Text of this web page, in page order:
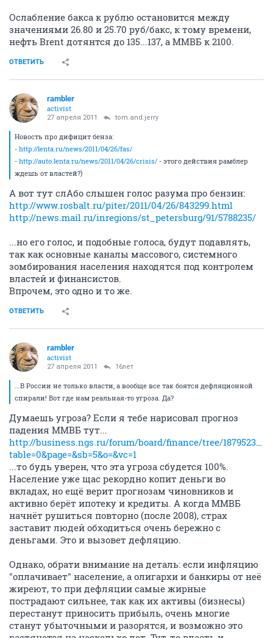
Ослабление бакса к рублю остановится между
значениями 26.80 и 25.70 руб/бакс, к тому времени,
нефть Brent дотянтся до 135...137, а ММВБ к 2100.
ОТВЕТИТЬ
rambler
activist
27 апреля 2011 tom.and.jerry
Новость про дифицит бенза:
- http://lenta.ru/news/2011/04/26/fas/
- http://auto.lenta.ru/news/2011/04/26/crisis/ - этого действия рамблер
ждешь от властей?)
А вот тут слАбо слышен голос разума про бензин:
http://www.rosbalt.ru/piter/2011/04/26/843299.html
http://news.mail.ru/inregions/st_petersburg/91/5788235/
...но его голос, и подобные голоса, будут подавлять,
так как основные каналы массового, системного
зомбирования населения находятся под контролем
властей и финансистов.
Впрочем, это одно и то же.
ОТВЕТИТЬ
rambler
activist
27 апреля 2011 16лет
...В России не только власти, а вообще все так боятся дефляционной
спирали! Вот где нам реальная-то угроза. Да?
Думаешь угроза? Если я тебе нарисовал прогноз
падения ММВБ тут...
http://business.ngs.ru/forum/board/finance/tree/1879523751?
table=0&page=&sb=5&o=&vc=1
...то будь уверен, что эта угроза сбудется 100%.
Население уже щас рекордно копит деньги во
вкладах, но ещё верит прогнозам чиновников и
активно берёт ипотеку и кредиты. А когда ММВБ
начнёт рушиться повторно (после 2008), страх
заставит людей обходиться очень бережно с
деньгами. Это и вызовет дефляцию.
Однако, обрати внимание на деталь: если инфляцию
"оплачивает" население, а олигархи и банкиры от неё
жиреют, то при дефляции самые жирные
пострадают сильнее, так как их активы (бизнесы)
перестанут приносить прибыль, очень многие
станут убыточными и разорятся, и возможно это